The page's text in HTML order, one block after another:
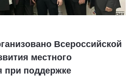
Всероссийской
местного
при поддержке